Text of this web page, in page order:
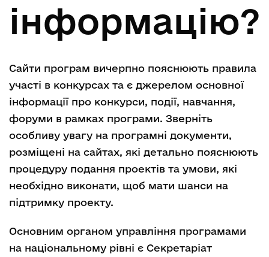
інформацію?
Сайти програм вичерпно пояснюють правила
участі в конкурсах та є джерелом основної
інформації про конкурси, події, навчання,
форуми в рамках програми. Зверніть
особливу увагу на програмні документи,
розміщені на сайтах, які детально пояснюють
процедуру подання проектів та умови, які
необхідно виконати, щоб мати шанси на
підтримку проекту.
Основним органом управління програмами
на національному рівні є Секретаріат